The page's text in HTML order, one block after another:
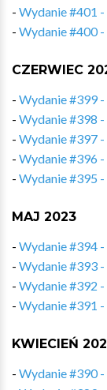
- Wydanie #401
- Wydanie #400
CZERWIEC
- Wydanie #399
- Wydanie #398
- Wydanie #397
- Wydanie #396
- Wydanie #395
MAJ 2023
- Wydanie #394
- Wydanie #393
- Wydanie #392
- Wydanie #391
KWIECIEŃ
- Wydanie #390